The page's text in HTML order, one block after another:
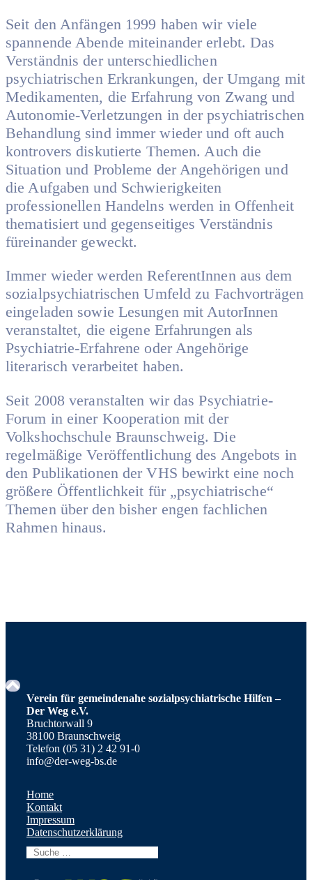
Seit den Anfängen 1999 haben wir viele
spannende Abende miteinander erlebt. Das
Verständnis der unterschiedlichen
psychiatrischen Erkrankungen, der Umgang mit
Medikamenten, die Erfahrung von Zwang und
Autonomie-Verletzungen in der psychiatrischen
Behandlung sind immer wieder und oft auch
kontrovers diskutierte Themen. Auch die
Situation und Probleme der Angehörigen und
die Aufgaben und Schwierigkeiten
professionellen Handelns werden in Offenheit
thematisiert und gegenseitiges Verständnis
füreinander geweckt.
Immer wieder werden ReferentInnen aus dem
sozialpsychiatrischen Umfeld zu Fachvorträgen
eingeladen sowie Lesungen mit AutorInnen
veranstaltet, die eigene Erfahrungen als
Psychiatrie-Erfahrene oder Angehörige
literarisch verarbeitet haben.
Seit 2008 veranstalten wir das Psychiatrie-
Forum in einer Kooperation mit der
Volkshochschule Braunschweig. Die
regelmäßige Veröffentlichung des Angebots in
den Publikationen der VHS bewirkt eine noch
größere Öffentlichkeit für „psychiatrische“
Themen über den bisher engen fachlichen
Rahmen hinaus.
Verein für gemeindenahe sozialpsychiatrische Hilfen –
Der Weg e.V.
Bruchtorwall 9
38100 Braunschweig
Telefon (05 31) 2 42 91-0
info@der-weg-bs.de
Home
Kontakt
Impressum
Datenschutzerklärung